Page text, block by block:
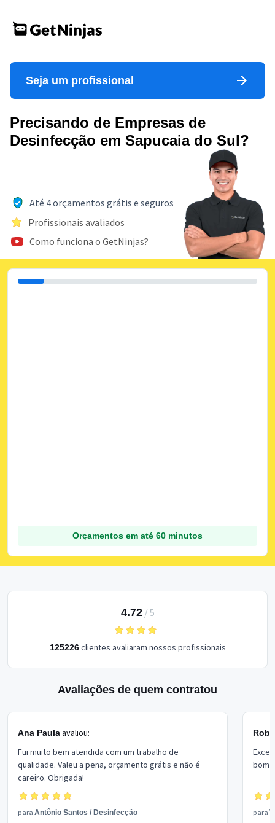
Seja um profissional
Precisando de Empresas de
Desinfecção em Sapucaia do Sul?
Até 4 orçamentos grátis e seguros
Profissionais avaliados
Como funciona o GetNinjas?
Orçamentos em até 60 minutos
4.72/ 5
125226clientes avaliaram nossos profissionais
Avaliações de quem contratou
Ana Paulaavaliou:
Fui muito bem atendida com um trabalho de
qualidade. Valeu a pena, orçamento grátis e não é
careiro. Obrigada!
para Antônio Santos / Desinfecção
bom
para